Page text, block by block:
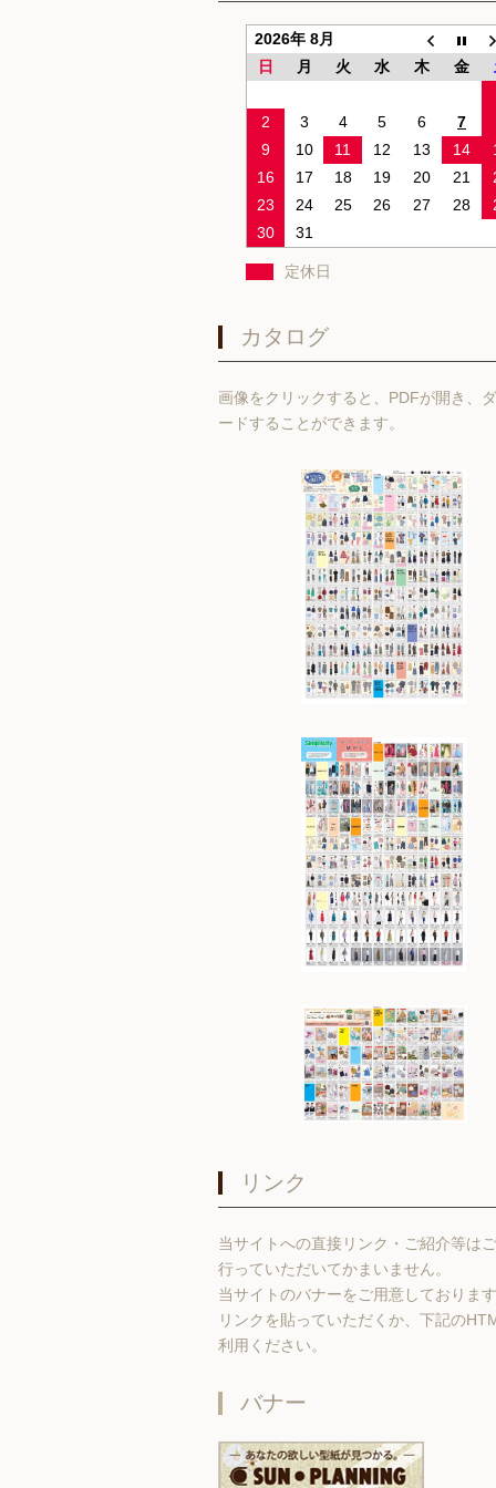
2026年 8月
日
月 火 水 木 金
2
3 4 5 6 7
9
10 11 12 13 14
16
17 18 19 20 21
23
24 25 26 27 28
30
31
定休日
カタログ
画像をクリックすると、PDFが開き、
ードすることができます。
リンク
当サイトへの直接リンク・ご紹介等は
行っていただいてかまいません。
当サイトのバナーをご用意しております
リンクを貼っていただくか、下記の
利用ください。
バナー